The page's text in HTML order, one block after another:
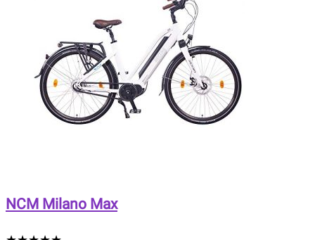
NCM Milano Max